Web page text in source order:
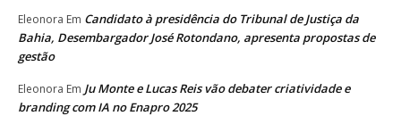
Eleonora Em Candidato à presidência do Tribunal de Justiça da
Bahia, Desembargador José Rotondano, apresenta propostas de
gestão
Eleonora Em Ju Monte e Lucas Reis vão debater criatividade e
branding com IA no Enapro 2025